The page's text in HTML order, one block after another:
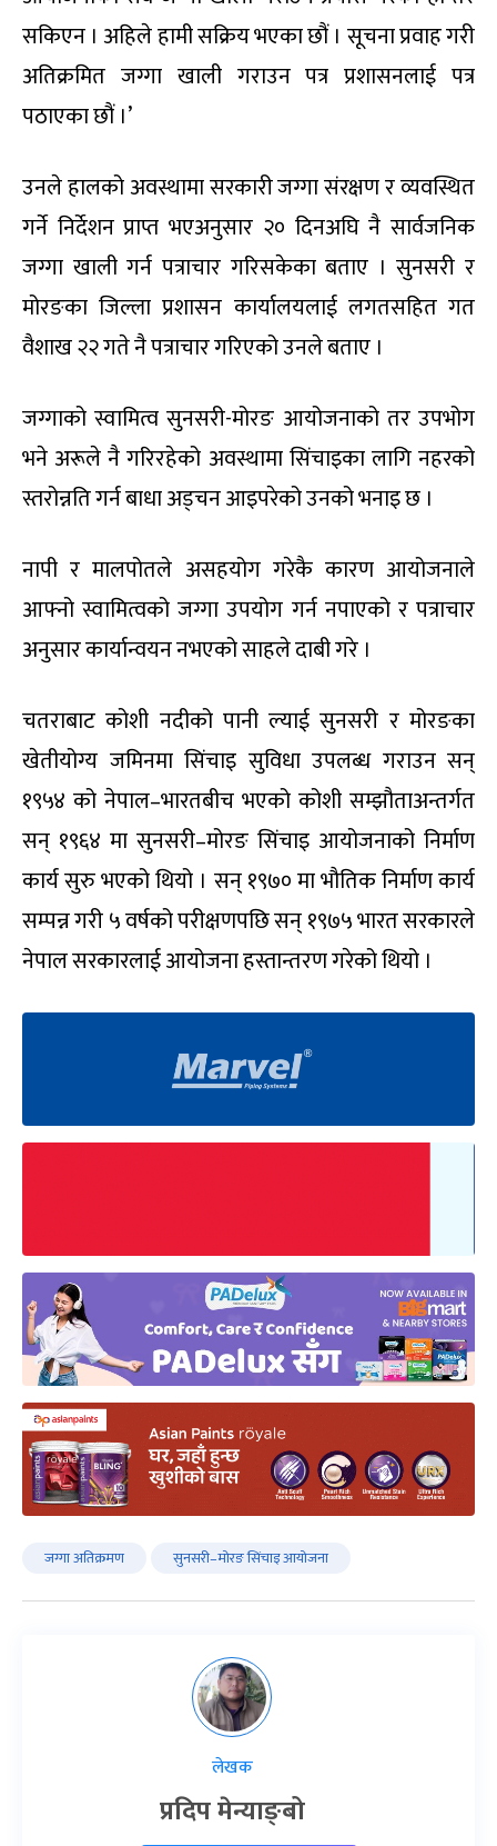
सकिएन । अहिले हामी सक्रिय भएका छौं । सूचना प्रवाह गरी
अतिक्रमित जग्गा खाली गराउन पत्र प्रशासनलाई पत्र
पठाएका छौं ।’
उनले हालको अवस्थामा सरकारी जग्गा संरक्षण र व्यवस्थित
गर्ने निर्देशन प्राप्त भएअनुसार २० दिनअघि नै सार्वजनिक
जग्गा खाली गर्न पत्राचार गरिसकेका बताए । सुनसरी र
मोरङका जिल्ला प्रशासन कार्यालयलाई लगतसहित गत
वैशाख २२ गते नै पत्राचार गरिएको उनले बताए ।
जग्गाको स्वामित्व सुनसरी-मोरङ आयोजनाको तर उपभोग
भने अरूले नै गरिरहेको अवस्थामा सिंचाइका लागि नहरको
स्तरोन्नति गर्न बाधा अड्चन आइपरेको उनको भनाइ छ ।
नापी र मालपोतले असहयोग गरेकै कारण आयोजनाले
आफ्नो स्वामित्वको जग्गा उपयोग गर्न नपाएको र पत्राचार
अनुसार कार्यान्वयन नभएको साहले दाबी गरे ।
चतराबाट कोशी नदीको पानी ल्याई सुनसरी र मोरङका
खेतीयोग्य जमिनमा सिंचाइ सुविधा उपलब्ध गराउन सन्
१९५४ को नेपाल–भारतबीच भएको कोशी सम्झौताअन्तर्गत
सन् १९६४ मा सुनसरी–मोरङ सिंचाइ आयोजनाको निर्माण
कार्य सुरु भएको थियो । सन् १९७० मा भौतिक निर्माण कार्य
सम्पन्न गरी ५ वर्षको परीक्षणपछि सन् १९७५ भारत सरकारले
नेपाल सरकारलाई आयोजना हस्तान्तरण गरेको थियो ।
जग्गा अतिक्रमण सुनसरी–मोरङ सिंचाइ आयोजना
लेखक
प्रदिप मेन्याङ्बो